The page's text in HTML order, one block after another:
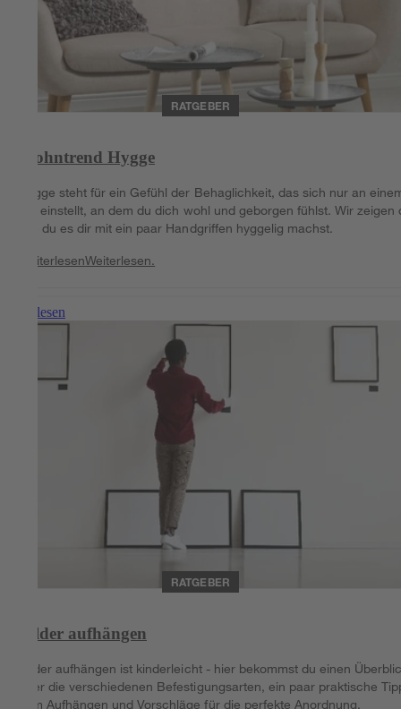
RATGEBER
Wohntrend Hygge
Hygge steht für ein Gefühl der Behaglichkeit, das sich nur an
Ort einstellt, an dem du dich wohl und geborgen fühlst. Wir zeigen
wie du es dir mit ein paar Handgriffen hyggelig machst.
WeiterlesenWeiterlesen.
Weiterlesen
RATGEBER
Bilder aufhängen
Bilder aufhängen ist kinderleicht - hier bekommst du einen
über die verschiedenen Befestigungsarten, ein paar praktische
zum Aufhängen und Vorschläge für die perfekte Anordnung.